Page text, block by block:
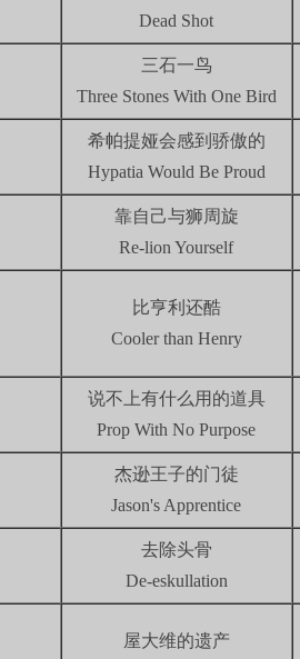
Dead Shot
三石一鸟
Three Stones With One Bird
希帕提娅会感到骄傲的
Hypatia Would Be Proud
靠自己与狮周旋
Re-lion Yourself
比亨利还酷
Cooler than Henry
说不上有什么用的道具
Prop With No Purpose
杰逊王子的门徒
Jason's Apprentice
去除头骨
De-eskullation
屋大维的遗产